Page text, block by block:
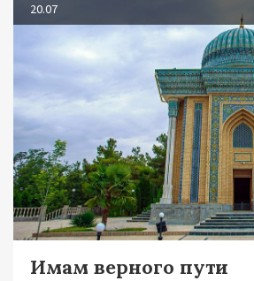
20.07
Имам верного пути